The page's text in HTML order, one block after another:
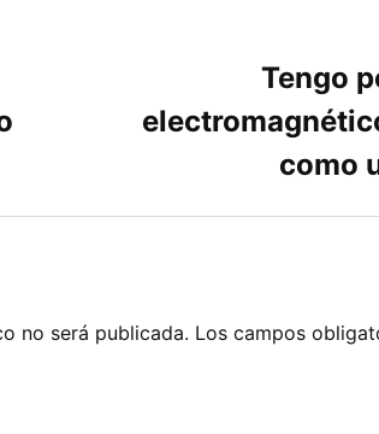
Tengo
como
no será publicada. Los campos